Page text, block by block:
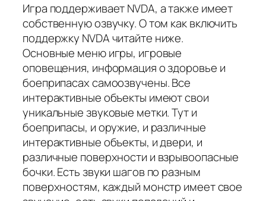
Игра поддерживает NVDA, а также имеет
собственную озвучку. О том как включить
поддержку NVDA читайте ниже.
Основные меню игры, игровые
оповещения, информация о здоровье и
боеприпасах самоозвучены. Все
интерактивные объекты имеют свои
уникальные звуковые метки. Тут и
боеприпасы, и оружие, и различные
интерактивные объекты, и двери, и
различные поверхности и взрывоопасные
бочки. Есть звуки шагов по разным
поверхностям, каждый монстр имеет свое